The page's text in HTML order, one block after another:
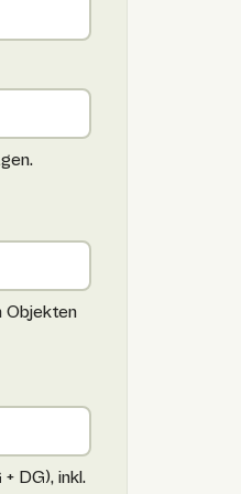
Objekten
DG), inkl.